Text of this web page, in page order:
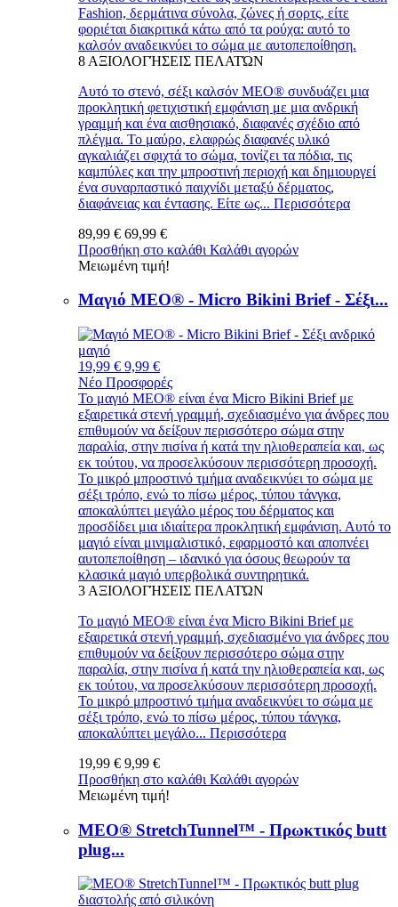
Fashion, δερμάτινα σύνολα, ζώνες ή σορτς, είτε
φοριέται διακριτικά κάτω από τα ρούχα: αυτό το
καλσόν αναδεικνύει το σώμα με αυτοπεποίθηση.
8 ΑΞΙΟΛΟΓΉΣΕΙΣ ΠΕΛΑΤΏΝ
Αυτό το στενό, σέξι καλσόν MEO® συνδυάζει μια
προκλητική φετιχιστική εμφάνιση με μια ανδρική
γραμμή και ένα αισθησιακό, διαφανές σχέδιο από
πλέγμα. Το μαύρο, ελαφρώς διαφανές υλικό
αγκαλιάζει σφιχτά το σώμα, τονίζει τα πόδια, τις
καμπύλες και την μπροστινή περιοχή και δημιουργεί
ένα συναρπαστικό παιχνίδι μεταξύ δέρματος,
διαφάνειας και έντασης. Είτε ως... Περισσότερα
89,99 € 69,99 €
Προσθήκη στο καλάθι Καλάθι αγορών
Μειωμένη τιμή!
Μαγιό MEO® - Micro Bikini Brief - Σέξι...
19,99 € 9,99 €
Νέο Προσφορές
Το μαγιό MEO® είναι ένα Micro Bikini Brief με
εξαιρετικά στενή γραμμή, σχεδιασμένο για άνδρες που
επιθυμούν να δείξουν περισσότερο σώμα στην
παραλία, στην πισίνα ή κατά την ηλιοθεραπεία και, ως
εκ τούτου, να προσελκύσουν περισσότερη προσοχή.
Το μικρό μπροστινό τμήμα αναδεικνύει το σώμα με
σέξι τρόπο, ενώ το πίσω μέρος, τύπου τάνγκα,
αποκαλύπτει μεγάλο μέρος του δέρματος και
προσδίδει μια ιδιαίτερα προκλητική εμφάνιση. Αυτό το
μαγιό είναι μινιμαλιστικό, εφαρμοστό και αποπνέει
αυτοπεποίθηση – ιδανικό για όσους θεωρούν τα
κλασικά μαγιό υπερβολικά συντηρητικά.
3 ΑΞΙΟΛΟΓΉΣΕΙΣ ΠΕΛΑΤΏΝ
Το μαγιό MEO® είναι ένα Micro Bikini Brief με
εξαιρετικά στενή γραμμή, σχεδιασμένο για άνδρες που
επιθυμούν να δείξουν περισσότερο σώμα στην
παραλία, στην πισίνα ή κατά την ηλιοθεραπεία και, ως
εκ τούτου, να προσελκύσουν περισσότερη προσοχή.
Το μικρό μπροστινό τμήμα αναδεικνύει το σώμα με
σέξι τρόπο, ενώ το πίσω μέρος, τύπου τάνγκα,
αποκαλύπτει μεγάλο... Περισσότερα
19,99 € 9,99 €
Προσθήκη στο καλάθι Καλάθι αγορών
Μειωμένη τιμή!
MEO® StretchTunnel™ - Πρωκτικός butt
plug...